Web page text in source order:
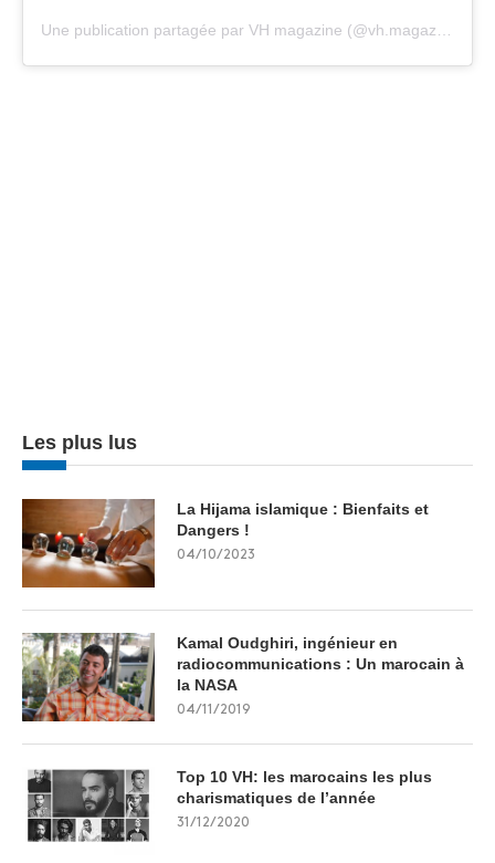
Une publication partagée par VH magazine (@vh.magazine)
Les plus lus
La Hijama islamique : Bienfaits et
Dangers !
04/10/2023
Kamal Oudghiri, ingénieur en
radiocommunications : Un marocain à
la NASA
04/11/2019
Top 10 VH: les marocains les plus
charismatiques de l’année
31/12/2020